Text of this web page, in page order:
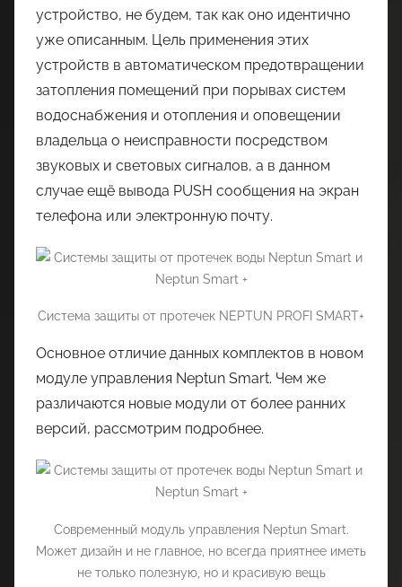
устройство, не будем, так как оно идентично
уже описанным. Цель применения этих
устройств в автоматическом предотвращении
затопления помещений при порывах систем
водоснабжения и отопления и оповещении
владельца о неисправности посредством
звуковых и световых сигналов, а в данном
случае ещё вывода PUSH сообщения на экран
телефона или электронную почту.
Система защиты от протечек NEPTUN PROFI SMART+
Основное отличие данных комплектов в новом
модуле управления Neptun Smart. Чем же
различаются новые модули от более ранних
версий, рассмотрим подробнее.
Современный модуль управления Neptun Smart.
Может дизайн и не главное, но всегда приятнее иметь
не только полезную, но и красивую вещь